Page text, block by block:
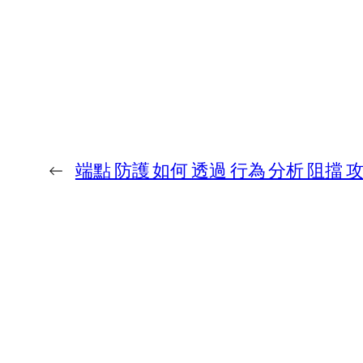
← 端點 防護 如何 透過 行為 分析 阻擋